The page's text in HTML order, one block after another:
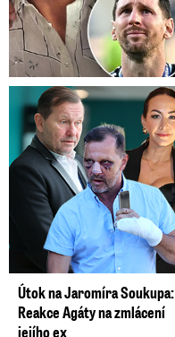
Útok na Jaromíra Soukupa:
Reakce Agáty na zmlácení
jejího ex